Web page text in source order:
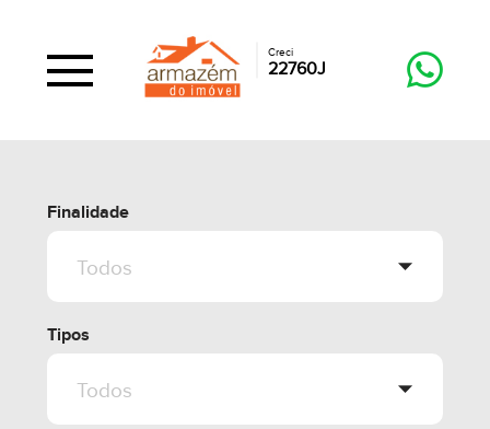
Creci
22760J
Finalidade
Tipos